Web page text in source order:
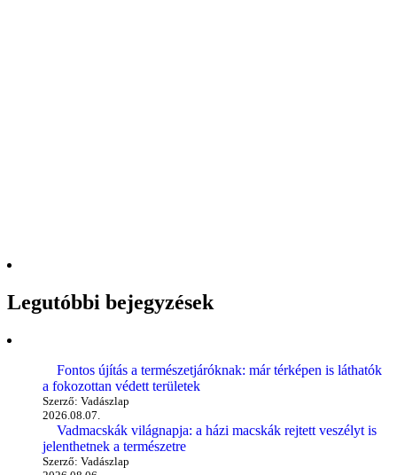
Legutóbbi bejegyzések
Fontos újítás a természetjáróknak: már térképen is láthatók
a fokozottan védett területek
Szerző: Vadászlap
2026.08.07.
Vadmacskák világnapja: a házi macskák rejtett veszélyt is
jelenthetnek a természetre
Szerző: Vadászlap